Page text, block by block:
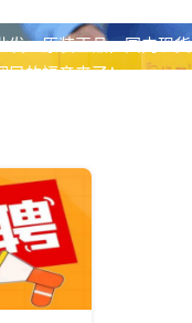
发：原装正品，国内现货
民的福音来了！